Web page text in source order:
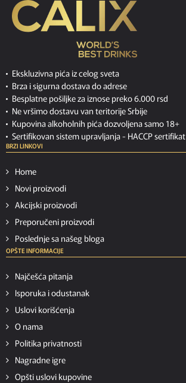
Ekskluzivna pića iz celog sveta
Brza i sigurna dostava do adrese
Besplatne pošiljke za iznose preko 6.000 rsd
Ne vršimo dostavu van teritorije Srbije
Kupovina alkoholnih pića dozvoljena samo 18+
Sertifikovan sistem upravljanja - HACCP sertifikat
BRZI LINKOVI
Home
Novi proizvodi
Akcijski proizvodi
Preporučeni proizvodi
Poslednje sa našeg bloga
OPŠTE INFORMACIJE
Najčešća pitanja
Isporuka i odustanak
Uslovi korišćenja
O nama
Politika privatnosti
Nagradne igre
Opšti uslovi kupovine